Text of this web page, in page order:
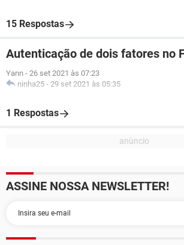
15 Respostas
Autenticação de dois fatores no
Yann - 26 set 2021 às 07:23
ninha25 - 29 set 2021 às 05:35
1 Respostas
ASSINE NOSSA NEWSLETTER!